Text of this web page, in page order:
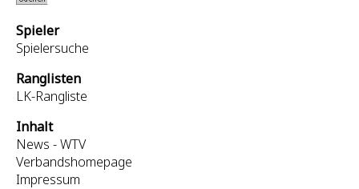
Spieler
Spielersuche
Ranglisten
LK-Rangliste
Inhalt
News - WTV
Verbandshomepage
Impressum